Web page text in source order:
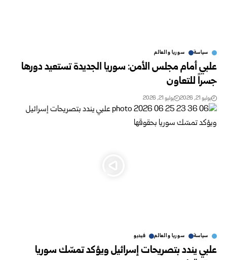
سياسة سوريا والعالم
علبي أمام مجلس الأمن: سوريا الجديدة تستعيد دورها
جسراً للتعاون
يوليو 21, 2026 يوليو 21, 2026
سياسة سوريا والعالم فيديو
علبي يندد بتصريحات إسرائيل ويؤكد تمسّك سوريا